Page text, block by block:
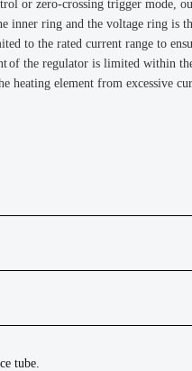
or zero-crossing trigger mode,
inner ring and the voltage ring is
to the rated current range to
of the regulator is limited within
heating element from excessive
tube.